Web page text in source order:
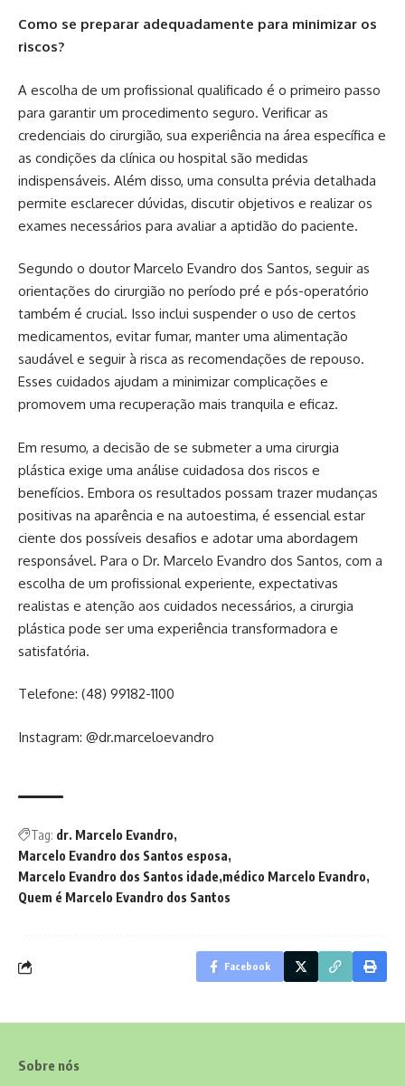
Como se preparar adequadamente para minimizar os
riscos?
A escolha de um profissional qualificado é o primeiro passo
para garantir um procedimento seguro. Verificar as
credenciais do cirurgião, sua experiência na área específica e
as condições da clínica ou hospital são medidas
indispensáveis. Além disso, uma consulta prévia detalhada
permite esclarecer dúvidas, discutir objetivos e realizar os
exames necessários para avaliar a aptidão do paciente.
Segundo o doutor Marcelo Evandro dos Santos, seguir as
orientações do cirurgião no período pré e pós-operatório
também é crucial. Isso inclui suspender o uso de certos
medicamentos, evitar fumar, manter uma alimentação
saudável e seguir à risca as recomendações de repouso.
Esses cuidados ajudam a minimizar complicações e
promovem uma recuperação mais tranquila e eficaz.
Em resumo, a decisão de se submeter a uma cirurgia
plástica exige uma análise cuidadosa dos riscos e
benefícios. Embora os resultados possam trazer mudanças
positivas na aparência e na autoestima, é essencial estar
ciente dos possíveis desafios e adotar uma abordagem
responsável. Para o Dr. Marcelo Evandro dos Santos, com a
escolha de um profissional experiente, expectativas
realistas e atenção aos cuidados necessários, a cirurgia
plástica pode ser uma experiência transformadora e
satisfatória.
Telefone: (48) 99182-1100
Instagram: @dr.marceloevandro
Tag: dr. Marcelo Evandro
Marcelo Evandro dos Santos esposa
Marcelo Evandro dos Santos idade médico Marcelo Evandro
Quem é Marcelo Evandro dos Santos
Facebook
Sobre nós